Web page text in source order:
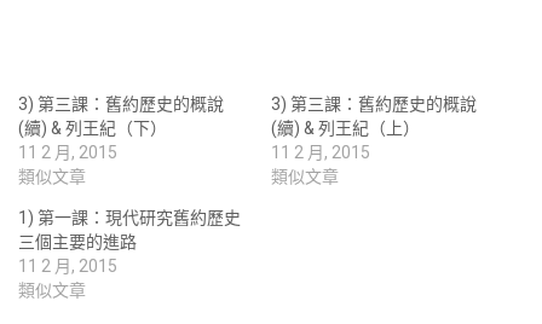
3) 第三課：舊約歷史的概說
(續) & 列王紀（下）
11 2 月, 2015
類似文章
3) 第三課：舊約歷史的概說
(續) & 列王紀（上）
11 2 月, 2015
類似文章
1) 第一課：現代研究舊約歷史
三個主要的進路
11 2 月, 2015
類似文章